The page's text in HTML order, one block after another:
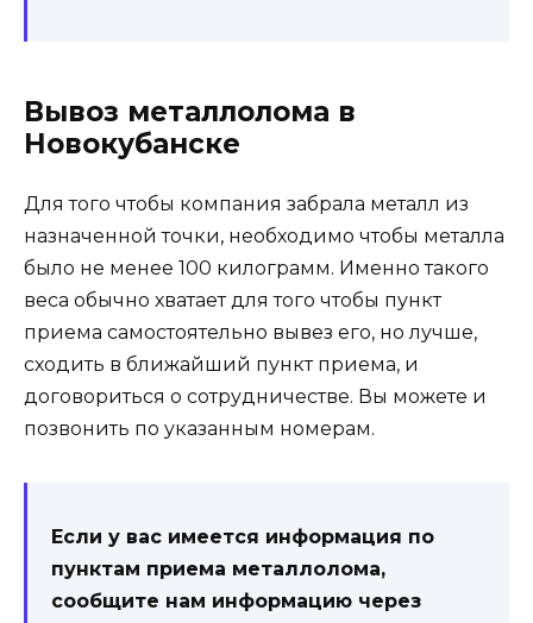
Вывоз металлолома в
Новокубанске
Для того чтобы компания забрала металл из
назначенной точки, необходимо чтобы металла
было не менее 100 килограмм. Именно такого
веса обычно хватает для того чтобы пункт
приема самостоятельно вывез его, но лучше,
сходить в ближайший пункт приема, и
договориться о сотрудничестве. Вы можете и
позвонить по указанным номерам.
Если у вас имеется информация по
пунктам приема металлолома,
сообщите нам информацию через